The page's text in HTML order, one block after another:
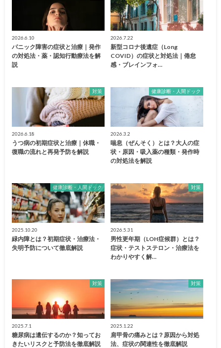
2026.6.10
パニック障害の症状と治療｜発作
の対処法・薬・認知行動療法を解
説
2026.7.22
新型コロナ後遺症（Long
COVID）の症状と対処法｜倦怠
感・ブレインフォ…
対策
2026.6.18
うつ病の初期症状と治療｜休職・
復職の流れと再発予防を解説
健康診断・人間ドック
2026.3.2
喘息（ぜんそく）とは？大人の症
状・原因・吸入薬の種類・発作時
の対処法を解説
健康診断・人間ドック
2025.10.20
緑内障とは？初期症状・治療法・
失明予防について徹底解説
対策
2026.5.31
男性更年期（LOH症候群）とは？
症状・テストステロン・治療法を
わかりやすく解…
対策
2025.7.1
糖尿病は遺伝するのか？知ってお
きたいリスクと予防法を徹底解説
対策
2025.1.22
肩甲骨の痛みとは？原因から対処
法、症状の関連性を徹底解説